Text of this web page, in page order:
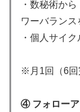
・数秘術か
ワーバランス
・個人サイ
※月1回（6回
④ フォロー